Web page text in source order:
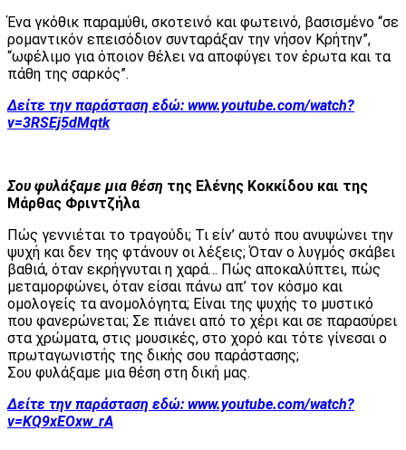
Ένα γκόθικ παραμύθι, σκοτεινό και φωτεινό, βασισμένο “σε
ρομαντικόν επεισόδιον συνταράξαν την νήσον Κρήτην”,
“ωφέλιμο για όποιον θέλει να αποφύγει τον έρωτα και τα
πάθη της σαρκός”.
Δείτε την παράσταση εδώ: www.youtube.com/watch?
v=3RSEj5dMqtk
Σου φυλάξαμε μια θέση της Ελένης Κοκκίδου και της
Μάρθας Φριντζήλα
Πώς γεννιέται το τραγούδι; Τι είν’ αυτό που ανυψώνει την
ψυχή και δεν της φτάνουν οι λέξεις; Όταν ο λυγμός σκάβει
βαθιά, όταν εκρήγνυται η χαρά… Πώς αποκαλύπτει, πώς
μεταμορφώνει, όταν είσαι πάνω απ’ τον κόσμο και
ομολογείς τα ανομολόγητα; Είναι της ψυχής το μυστικό
που φανερώνεται; Σε πιάνει από το χέρι και σε παρασύρει
στα χρώματα, στις μουσικές, στο χορό και τότε γίνεσαι ο
πρωταγωνιστής της δικής σου παράστασης;
Σου φυλάξαμε μια θέση στη δική μας.
Δείτε την παράσταση εδώ: www.youtube.com/watch?
v=KQ9xEOxw_rA